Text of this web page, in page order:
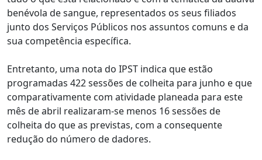
benévola de sangue, representados os seus filiados
junto dos Serviços Públicos nos assuntos comuns e da
sua competência específica.
Entretanto, uma nota do IPST indica que estão
programadas 422 sessões de colheita para junho e que
comparativamente com atividade planeada para este
mês de abril realizaram-se menos 16 sessões de
colheita do que as previstas, com a consequente
redução do número de dadores.